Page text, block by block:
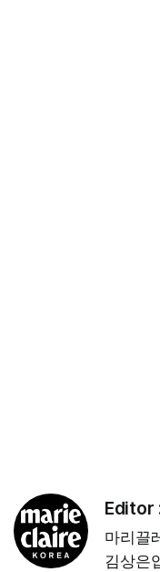
Editor
마리끌
김상은